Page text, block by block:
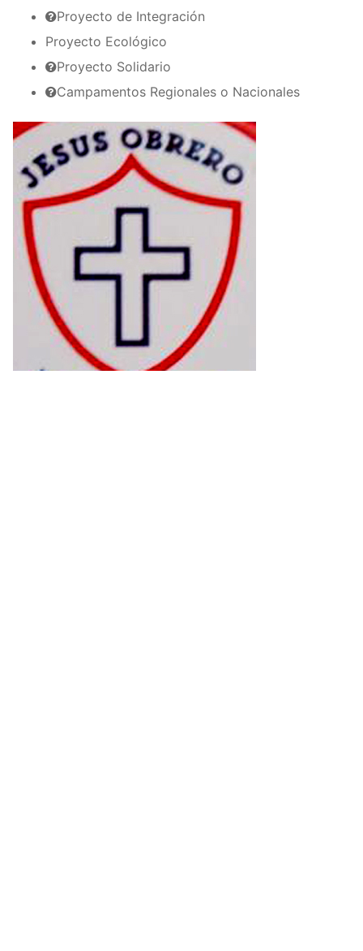
Proyecto de Integración
Proyecto Ecológico
Proyecto Solidario
Campamentos Regionales o Nacionales